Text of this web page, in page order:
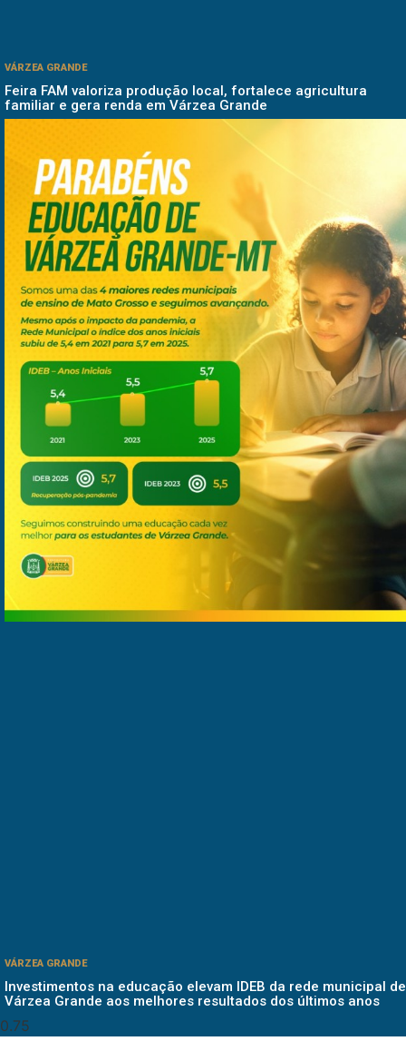
VÁRZEA GRANDE
Feira FAM valoriza produção local, fortalece agricultura
familiar e gera renda em Várzea Grande
VÁRZEA GRANDE
Investimentos na educação elevam IDEB da rede municipal de
Várzea Grande aos melhores resultados dos últimos anos